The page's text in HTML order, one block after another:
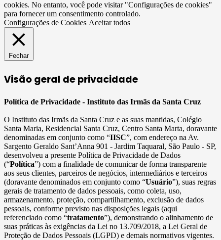
cookies. No entanto, você pode visitar "Configurações de cookies"
para fornecer um consentimento controlado.
Configurações de Cookies Aceitar todos
Fechar
Visão geral de privacidade
Política de Privacidade - Instituto das Irmãs da Santa Cruz
O Instituto das Irmãs da Santa Cruz e as suas mantidas, Colégio
Santa Maria, Residencial Santa Cruz, Centro Santa Marta, doravante
denominadas em conjunto como “IISC”, com endereço na Av.
Sargento Geraldo Sant’Anna 901 - Jardim Taquaral, São Paulo - SP,
desenvolveu a presente Política de Privacidade de Dados
(“Política”) com a finalidade de comunicar de forma transparente
aos seus clientes, parceiros de negócios, intermediários e terceiros
(doravante denominados em conjunto como “Usuário”), suas regras
gerais de tratamento de dados pessoais, como coleta, uso,
armazenamento, proteção, compartilhamento, exclusão de dados
pessoais, conforme previsto nas disposições legais (aqui
referenciado como “tratamento”), demonstrando o alinhamento de
suas práticas às exigências da Lei no 13.709/2018, a Lei Geral de
Proteção de Dados Pessoais (LGPD) e demais normativos vigentes.